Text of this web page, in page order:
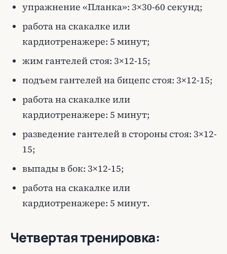
упражнение «Планка»: 3×30-60 секунд;
работа на скакалке или
кардиотренажере: 5 минут;
жим гантелей стоя: 3×12-15;
подъем гантелей на бицепс стоя: 3×12-15;
работа на скакалке или
кардиотренажере: 5 минут;
разведение гантелей в стороны стоя: 3×12-
15;
выпады в бок: 3×12-15;
работа на скакалке или
кардиотренажере: 5 минут.
Четвертая тренировка: